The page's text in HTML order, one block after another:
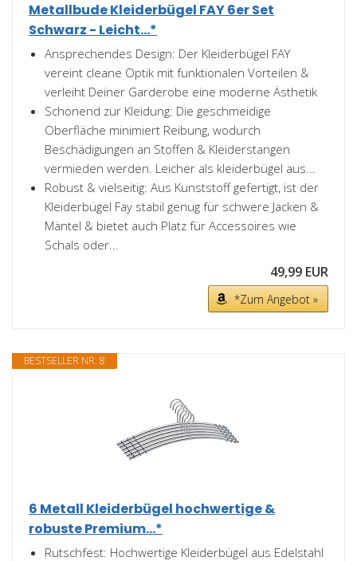
Metallbude Kleiderbügel FAY 6er Set
Schwarz - Leicht...*
Ansprechendes Design: Der Kleiderbügel FAY
vereint cleane Optik mit funktionalen Vorteilen &
verleiht Deiner Garderobe eine moderne Ästhetik
Schonend zur Kleidung: Die geschmeidige
Oberfläche minimiert Reibung, wodurch
Beschädigungen an Stoffen & Kleiderstangen
vermieden werden. Leicher als kleiderbügel aus...
Robust & vielseitig: Aus Kunststoff gefertigt, ist der
Kleiderbügel Fay stabil genug für schwere Jacken &
Mäntel & bietet auch Platz für Accessoires wie
Schals oder...
49,99 EUR
*Zum Angebot »
BESTSELLER NR. 8
6 Metall Kleiderbügel hochwertige &
robuste Premium...*
Rutschfest: Hochwertige Kleiderbügel aus Edelstahl